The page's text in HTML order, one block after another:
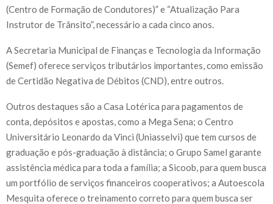
(Centro de Formação de Condutores)” e “Atualização Para
Instrutor de Trânsito”, necessário a cada cinco anos.
A Secretaria Municipal de Finanças e Tecnologia da Informação
(Semef) oferece serviços tributários importantes, como emissão
de Certidão Negativa de Débitos (CND), entre outros.
Outros destaques são a Casa Lotérica para pagamentos de
conta, depósitos e apostas, como a Mega Sena; o Centro
Universitário Leonardo da Vinci (Uniasselvi) que tem cursos de
graduação e pós-graduação à distância; o Grupo Samel garante
assistência médica para toda a família; a Sicoob, para quem busca
um portfólio de serviços financeiros cooperativos; a Autoescola
Mesquita oferece o treinamento correto para quem busca ser